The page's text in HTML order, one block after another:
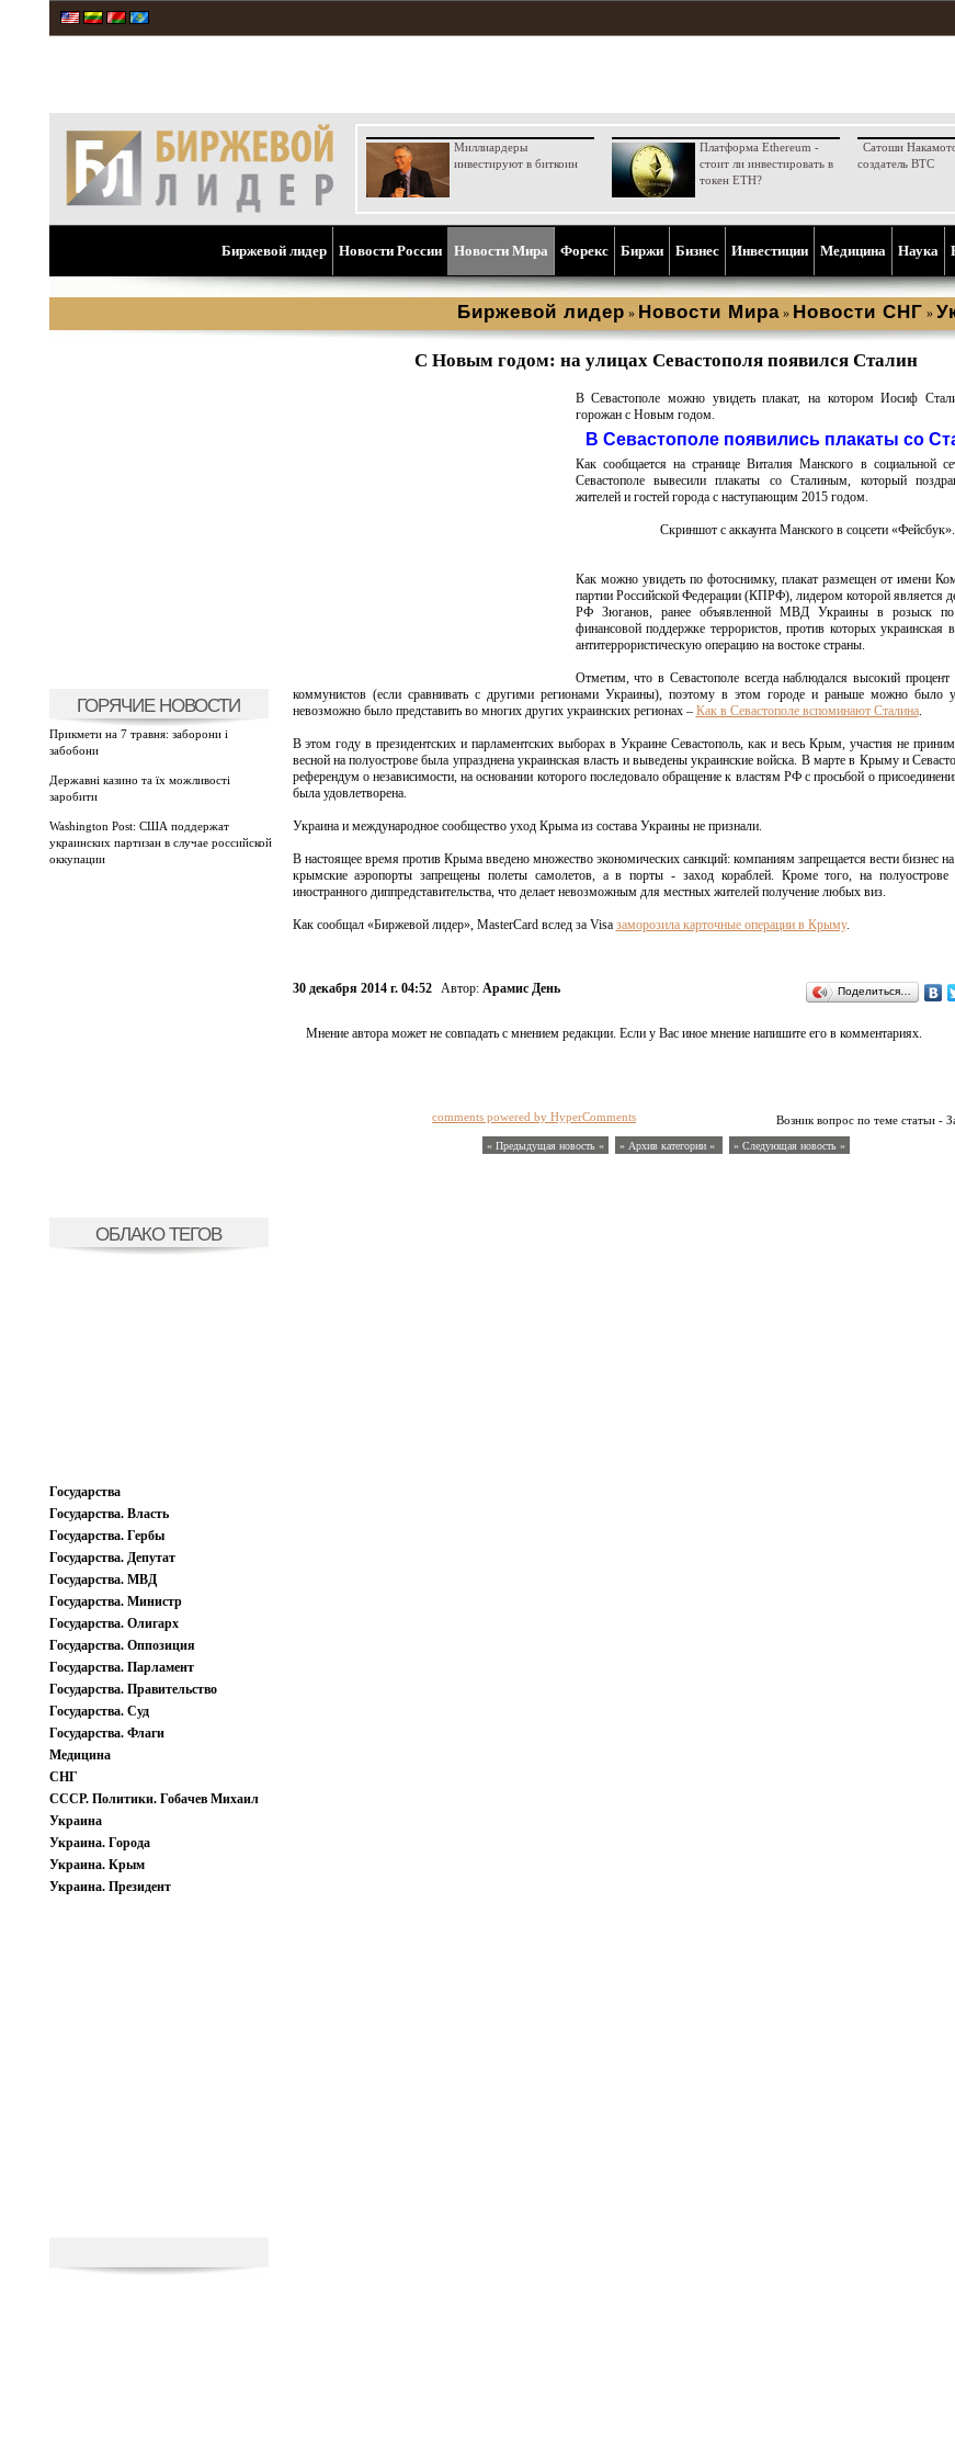
Миллиардеры
инвестируют в биткоин
Платформа Ethereum -
стоит ли инвестировать в
токен ETH?
Сатоши
создатель BTC
Биржевой лидер Новости России Новости Мира Форекс Биржи Бизнес Инвестиции Медицина Наука
Биржевой лидер » Новости Мира » Новости СНГ »
ГОРЯЧИЕ НОВОСТИ
Прикмети на 7 травня: заборони і
забобони
Державні казино та їх можливості
заробити
Washington Post: США поддержат
украинских партизан в случае российской
оккупации
ОБЛАКО ТЕГОВ
Государства
Государства. Власть
Государства. Гербы
Государства. Депутат
Государства. МВД
Государства. Министр
Государства. Олигарх
Государства. Оппозиция
Государства. Парламент
Государства. Правительство
Государства. Суд
Государства. Флаги
Медицина
СНГ
СССР. Политики. Гобачев Михаил
Украина
Украина. Города
Украина. Крым
Украина. Президент
С Новым годом: на улицах Севастополя появился Сталин
В Севастополе можно увидеть плакат, на котором Иосиф
горожан с Новым годом.
В Севастополе появились плакаты со
Как сообщается на странице Виталия Манского в социальной
Севастополе вывесили плакаты со Сталиным, который
жителей и гостей города с наступающим 2015 годом.
Скриншот с аккаунта Манского в соцсети «Фейсбук».
Как можно увидеть по фотоснимку, плакат размещен от имени
партии Российской Федерации (КПРФ), лидером которой является
РФ Зюганов, ранее объявленной МВД Украины в розыск
финансовой поддержке террористов, против которых украинская
антитеррористическую операцию на востоке страны.
Отметим, что в Севастополе всегда наблюдался высокий процент
коммунистов (если сравнивать с другими регионами Украины), поэтому в этом городе и раньше можно было
невозможно было представить во многих других украинских регионах – Как в Севастополе вспоминают Сталина.
В этом году в президентских и парламентских выборах в Украине Севастополь, как и весь Крым, участия не
весной на полуострове была упразднена украинская власть и выведены украинские войска. В марте в Крыму и
референдум о независимости, на основании которого последовало обращение к властям РФ с просьбой о
была удовлетворена.
Украина и международное сообщество уход Крыма из состава Украины не признали.
В настоящее время против Крыма введено множество экономических санкций: компаниям запрещается вести бизнес
крымские аэропорты запрещены полеты самолетов, а в порты - заход кораблей. Кроме того, на полуострове
иностранного диппредставительства, что делает невозможным для местных жителей получение любых виз.
Как сообщал «Биржевой лидер», MasterCard вслед за Visa заморозила карточные операции в Крыму.
30 декабря 2014 г. 04:52 Автор: Арамис День Поделиться…
Мнение автора может не совпадать с мнением редакции. Если у Вас иное мнение напишите его в комментариях.
Возник вопрос по теме статьи -
comments powered by HyperComments
« Предыдущая новость « » Архив категории « » Следующая новость »